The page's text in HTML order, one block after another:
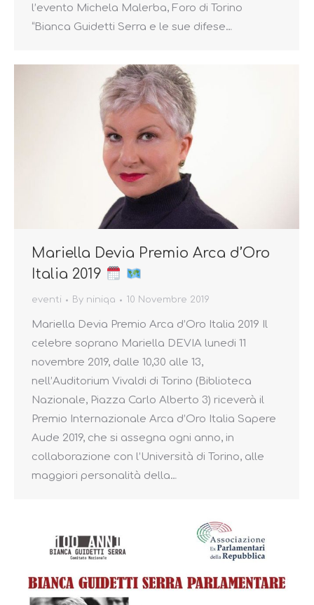
l’evento Michela Malerba, Foro di Torino
“Bianca Guidetti Serra e le sue difese…
Mariella Devia Premio Arca d’Oro
Italia 2019
eventi By niniqa 10 Novembre 2019
Mariella Devia Premio Arca d’Oro Italia 2019 Il
celebre soprano Mariella DEVIA lunedi 11
novembre 2019, dalle 10,30 alle 13,
nell’Auditorium Vivaldi di Torino (Biblioteca
Nazionale, Piazza Carlo Alberto 3) riceverà il
Premio Internazionale Arca d’Oro Italia Sapere
Aude 2019, che si assegna ogni anno, in
collaborazione con l’Università di Torino, alle
maggiori personalità della…